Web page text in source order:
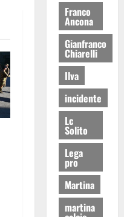
Franco
Ancona
Gianfranco
Chiarelli
Ilva
incidente
Lc
Solito
Lega
pro
Martina
martina